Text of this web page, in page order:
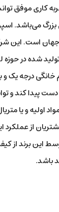
موفق
بزرگ می‌باشد.
است. این
شده در
درجه یک
پیدا کند و
اولیه و یا
از
برند از
باشد.